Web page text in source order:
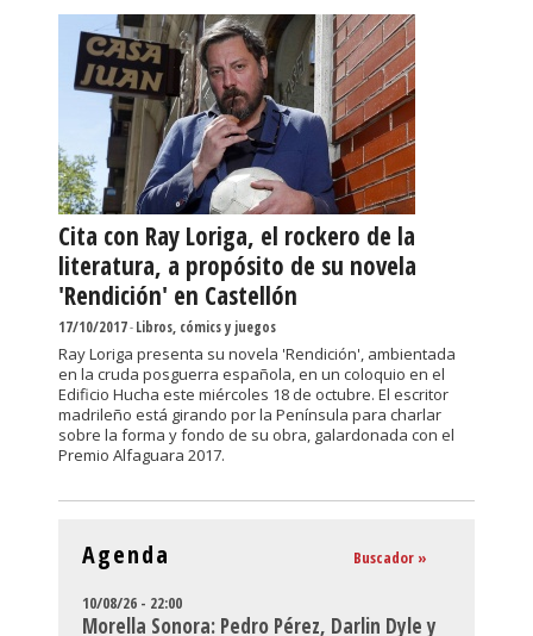
Cita con Ray Loriga, el rockero de la
literatura, a propósito de su novela
'Rendición' en Castellón
17/10/2017-Libros, cómics y juegos
Ray Loriga presenta su novela 'Rendición', ambientada
en la cruda posguerra española, en un coloquio en el
Edificio Hucha este miércoles 18 de octubre. El escritor
madrileño está girando por la Península para charlar
sobre la forma y fondo de su obra, galardonada con el
Premio Alfaguara 2017.
Agenda Buscador »
10/08/26 - 22:00
Morella Sonora: Pedro Pérez, Darlin Dyle y